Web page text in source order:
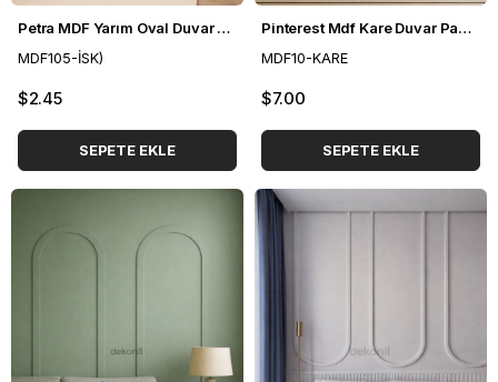
Petra MDF Yarım Oval Duvar Paneli 36*88 cm
MDF105-İSK)
$2.45
SEPETE EKLE
Pinterest Mdf Kare Duvar Paneli 48*48 cm
MDF10-KARE
$7.00
SEPETE EKLE